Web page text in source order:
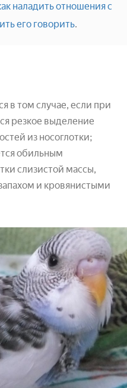
наладить отношения с
его говорить.
в том случае, если при
резкое выделение
из носоглотки;
обильным
слизистой массы,
и кровянистыми